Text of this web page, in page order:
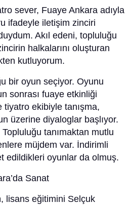
sever, Fuaye Ankara adıyla
ifadeyle iletişim zinciri
Akıl edeni, topluluğu
halkalarını oluşturan
kutluyorum.
bir oyun seçiyor. Oyunu
sonrası fuaye etkinliği
ekibiyle tanışma,
üzerine diyaloglar başlıyor.
tanımaktan mutlu
müjdem var. İndirimli
edildikleri oyunlar da olmuş.
Sanat
lisans eğitimini Selçuk